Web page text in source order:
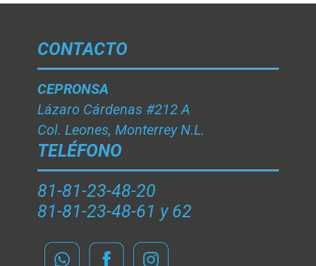
CONTACTO
CEPRONSA
Lázaro Cárdenas #212 A
Col. Leones, Monterrey N.L.
TELÉFONO
81-81-23-48-20
81-81-23-48-61 y 62